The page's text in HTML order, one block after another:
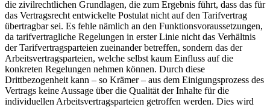
die zivilrechtlichen Grundlagen, die zum Ergebnis führt, dass das für
das Vertragsrecht entwickelte Postulat nicht auf den Tarifvertrag
übertragbar sei. Es fehle nämlich an den Funktionsvoraussetzungen,
da tarifvertragliche Regelungen in erster Linie nicht das Verhältnis
der Tarifvertragsparteien zueinander betreffen, sondern das der
Arbeitsvertragsparteien, welche selbst kaum Einfluss auf die
konkreten Regelungen nehmen können. Durch diese
Drittbezogenheit kann – so Krämer– aus dem Einigungsprozess des
Vertrags keine Aussage über die Qualität der Inhalte für die
individuellen Arbeitsvertragsparteien getroffen werden. Dies wird